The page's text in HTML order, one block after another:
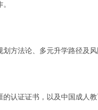
方法论、多元升学路径及
认证证书，以及中国成人